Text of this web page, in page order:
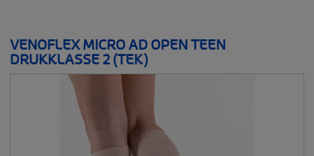
__SHOW
MAMMACARE
VENOFLEX MICRO AD OPEN TEEN
DRUKKLASSE 2 (TEK)